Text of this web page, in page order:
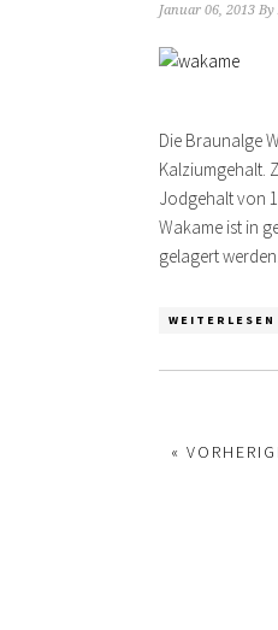
Januar 06, 2013 By
Die Braunalge
Kalziumgehalt.
Jodgehalt von
Wakame ist in
gelagert werden.
WEITERLESEN
«